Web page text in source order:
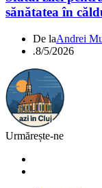
sănătatea în
De laAndrei
.8/5/2026
Urmărește-ne